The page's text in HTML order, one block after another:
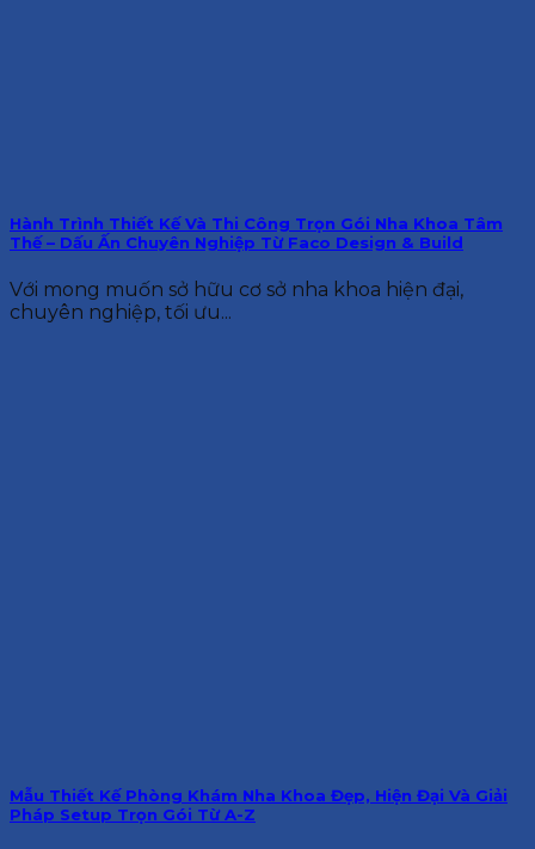
Hành Trình Thiết Kế Và Thi Công Trọn Gói Nha Khoa Tâm
Thế – Dấu Ấn Chuyên Nghiệp Từ Faco Design & Build
Với mong muốn sở hữu cơ sở nha khoa hiện đại,
chuyên nghiệp, tối ưu...
Mẫu Thiết Kế Phòng Khám Nha Khoa Đẹp, Hiện Đại Và Giải
Pháp Setup Trọn Gói Từ A-Z